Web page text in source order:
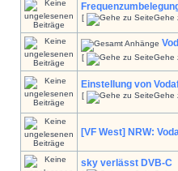
[ Gehe
[ Gehe
Einstellung von
[ Gehe
[VF West] NRW:
sky verlässt DVB-C